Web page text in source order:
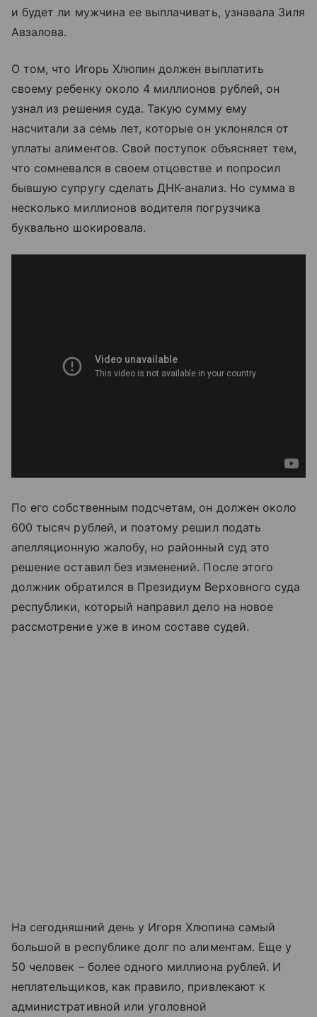
и будет ли мужчина ее выплачивать, узнавала Зиля
Авзалова.
О том, что Игорь Хлюпин должен выплатить
своему ребенку около 4 миллионов рублей, он
узнал из решения суда. Такую сумму ему
насчитали за семь лет, которые он уклонялся от
уплаты алиментов. Свой поступок объясняет тем,
что сомневался в своем отцовстве и попросил
бывшую супругу сделать ДНК-анализ. Но сумма в
несколько миллионов водителя погрузчика
буквально шокировала.
По его собственным подсчетам, он должен около
600 тысяч рублей, и поэтому решил подать
апелляционную жалобу, но районный суд это
решение оставил без изменений. После этого
должник обратился в Президиум Верховного суда
республики, который направил дело на новое
рассмотрение уже в ином составе судей.
На сегодняшний день у Игоря Хлюпина самый
большой в республике долг по алиментам. Еще у
50 человек – более одного миллиона рублей. И
неплательщиков, как правило, привлекают к
административной или уголовной